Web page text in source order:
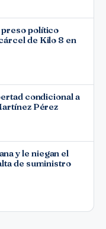
preso político
de Kilo 8 en
condicional a
Pérez
y le niegan el
de suministro